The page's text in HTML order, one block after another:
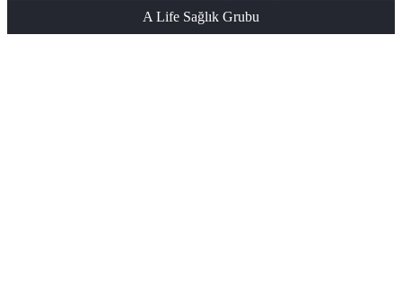
A Life Sağlık Grubu